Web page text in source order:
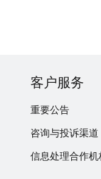
客户服务
重要公告
咨询与投诉渠道
信息处理合作机